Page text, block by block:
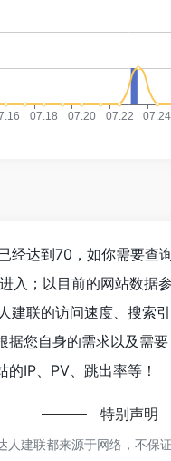
达到70，如你需要查
入；以目前的网站数据
联的访问速度、搜索
据您自身的需求以及需
IP、PV、跳出率等！
特别声明
建联都来源于网络，不保